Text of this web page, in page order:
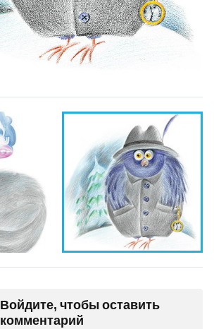
Войдите, чтобы оставить
комментарий